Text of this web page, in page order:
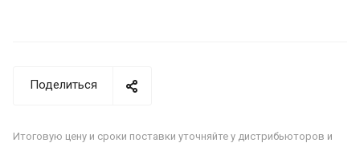
Поделиться
Итоговую цену и сроки поставки уточняйте у дистрибьюторов и